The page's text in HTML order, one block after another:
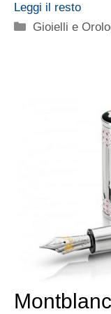
Leggi il resto
Categorie
Gioielli e